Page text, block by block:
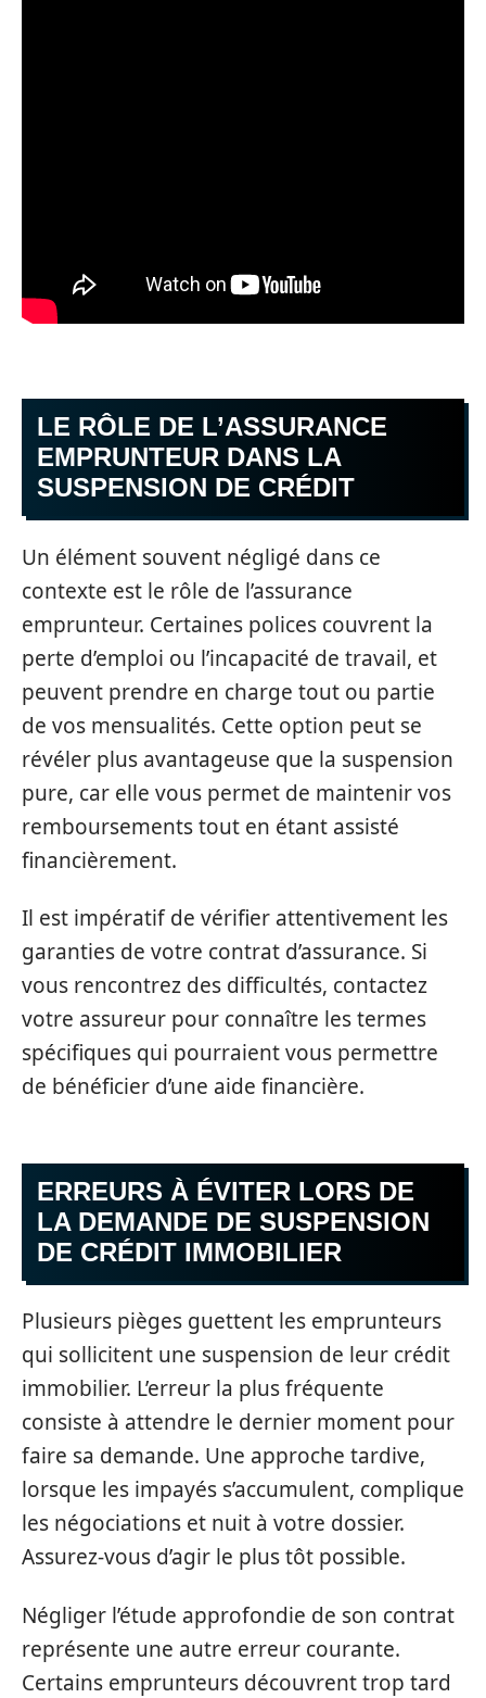
LE RÔLE DE L’ASSURANCE
EMPRUNTEUR DANS LA
SUSPENSION DE CRÉDIT
Un élément souvent négligé dans ce
contexte est le rôle de l’assurance
emprunteur. Certaines polices couvrent la
perte d’emploi ou l’incapacité de travail, et
peuvent prendre en charge tout ou partie
de vos mensualités. Cette option peut se
révéler plus avantageuse que la suspension
pure, car elle vous permet de maintenir vos
remboursements tout en étant assisté
financièrement.
Il est impératif de vérifier attentivement les
garanties de votre contrat d’assurance. Si
vous rencontrez des difficultés, contactez
votre assureur pour connaître les termes
spécifiques qui pourraient vous permettre
de bénéficier d’une aide financière.
ERREURS À ÉVITER LORS DE
LA DEMANDE DE SUSPENSION
DE CRÉDIT IMMOBILIER
Plusieurs pièges guettent les emprunteurs
qui sollicitent une suspension de leur crédit
immobilier. L’erreur la plus fréquente
consiste à attendre le dernier moment pour
faire sa demande. Une approche tardive,
lorsque les impayés s’accumulent, complique
les négociations et nuit à votre dossier.
Assurez-vous d’agir le plus tôt possible.
Négliger l’étude approfondie de son contrat
représente une autre erreur courante.
Certains emprunteurs découvrent trop tard